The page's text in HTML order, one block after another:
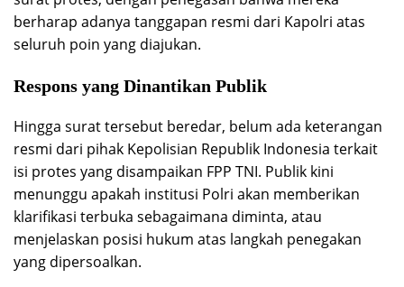
berharap adanya tanggapan resmi dari Kapolri atas
seluruh poin yang diajukan.
Respons yang Dinantikan Publik
Hingga surat tersebut beredar, belum ada keterangan
resmi dari pihak Kepolisian Republik Indonesia terkait
isi protes yang disampaikan FPP TNI. Publik kini
menunggu apakah institusi Polri akan memberikan
klarifikasi terbuka sebagaimana diminta, atau
menjelaskan posisi hukum atas langkah penegakan
yang dipersoalkan.